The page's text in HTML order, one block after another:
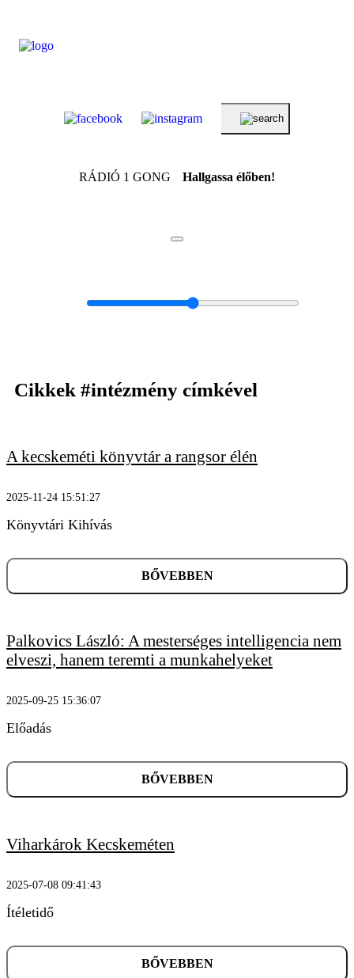
RÁDIÓ 1 GONG Hallgassa élőben!
Cikkek #intézmény címkével
A kecskeméti könyvtár a rangsor élén
2025-11-24 15:51:27
Könyvtári Kihívás
BŐVEBBEN
Palkovics László: A mesterséges intelligencia nem
elveszi, hanem teremti a munkahelyeket
2025-09-25 15:36:07
Előadás
BŐVEBBEN
Viharkárok Kecskeméten
2025-07-08 09:41:43
Ítéletidő
BŐVEBBEN